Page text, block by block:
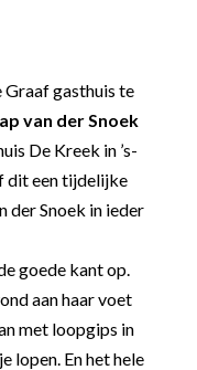
Graaf gasthuis te
van der Snoek
De Kreek in ’s-
dit een tijdelijke
der Snoek in ieder
goede kant op.
aan haar voet
met loopgips in
lopen. En het hele